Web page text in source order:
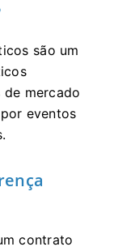
são um
mercado
eventos
contrato